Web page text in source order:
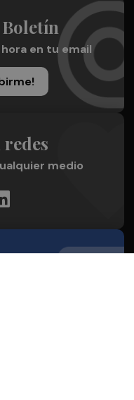
en tu email
redes
medio